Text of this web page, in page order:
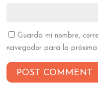
Guarda mi nombre,
navegador para la próxima